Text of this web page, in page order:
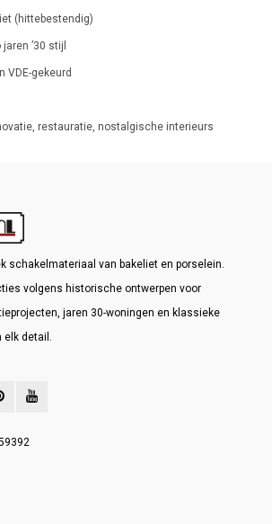
(hittebestendig)
’30 stijl
VDE-gekeurd
restauratie, nostalgische interieurs
schakelmateriaal van bakeliet en porselein.
volgens historische ontwerpen voor
jaren 30-woningen en klassieke
elk detail.